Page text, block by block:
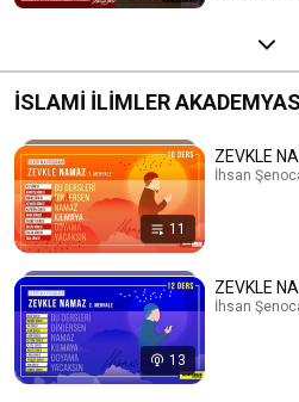
İSLAMİ İLİMLER
11
ZEVKLE
İhsan
13
ZEVKLE
İhsan